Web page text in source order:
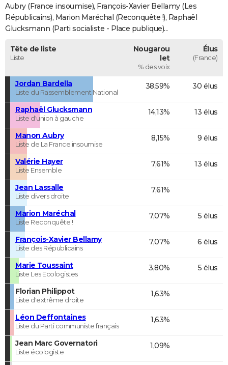
FORUM
Bricolage
Lifestyle
Culture
SportAuto
Television
Voyage
Cinema
Aubry (France insoumise), François-Xavier Bellamy (Les
Républicains), Marion Maréchal (Reconquête !), Raphaël
Glucksmann (Parti socialiste - Place publique)...
Tête de liste
Liste
Nougarou
let
% des voix
Élus
(France)
Jordan Bardella
Liste du Rassemblement National
38,59% 30 élus
Raphaël Glucksmann
Liste d'union à gauche
14,13% 13 élus
Manon Aubry
Liste de La France insoumise
8,15% 9 élus
Valérie Hayer
Liste Ensemble
7,61% 13 élus
Jean Lassalle
Liste divers droite
7,61%
Marion Maréchal
Liste Reconquête !
7,07% 5 élus
François-Xavier Bellamy
Liste des Républicains
7,07% 6 élus
Marie Toussaint
Liste Les Ecologistes
3,80% 5 élus
Florian Philippot
Liste d'extrême droite
1,63%
Léon Deffontaines
Liste du Parti communiste français
1,63%
Jean Marc Governatori
Liste écologiste
1,09%